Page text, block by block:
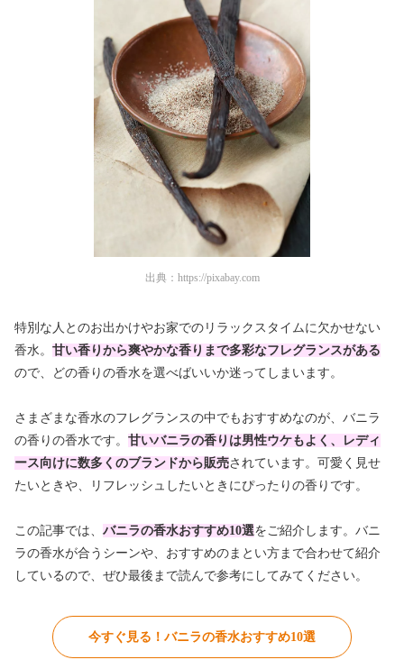
出典： https://pixabay.com
特別な人とのお出かけやお家でのリラックスタイムに欠かせない
香水。 甘い香りから爽やかな香りまで多彩なフレグランスがある
ので、どの香りの香水を選べばいいか迷ってしまいます。
さまざまな香水のフレグランスの中でもおすすめなのが、バニラ
の香りの香水です。 甘いバニラの香りは男性ウケもよく、レディ
ース向けに数多くのブランドから販売されています。可愛く見せ
たいときや、リフレッシュしたいときにぴったりの香りです。
この記事では、 バニラの香水おすすめ10選をご紹介します。バニ
ラの香水が合うシーンや、おすすめのまとい方まで合わせて紹介
しているので、ぜひ最後まで読んで参考にしてみてください。
今すぐ見る！バニラの香水おすすめ10選